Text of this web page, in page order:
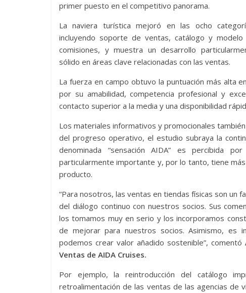
primer puesto en el competitivo panorama.
La naviera turística mejoró en las ocho
incluyendo soporte de ventas, catálogo y modelo
comisiones, y muestra un desarrollo
sólido en áreas clave relacionadas con las ventas.
La fuerza en campo obtuvo la puntuación más alta
por su amabilidad, competencia profesional y
contacto superior a la media y una disponibilidad
Los materiales informativos y promocionales
del progreso operativo, el estudio subraya la
denominada “sensación AIDA” es percibida
particularmente importante y, por lo tanto, tiene
producto.
“Para nosotros, las ventas en tiendas físicas son un
del diálogo continuo con nuestros socios. Sus
los tomamos muy en serio y los incorporamos
de mejorar para nuestros socios. Asimismo, es
podemos crear valor añadido sostenible”, comentó
Ventas de AIDA Cruises.
Por ejemplo, la reintroducción del catálogo
retroalimentación de las ventas de las agencias de